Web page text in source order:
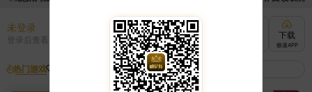
未登录
登录后查看 充值
快速到账
下载
极速APP
热门游戏